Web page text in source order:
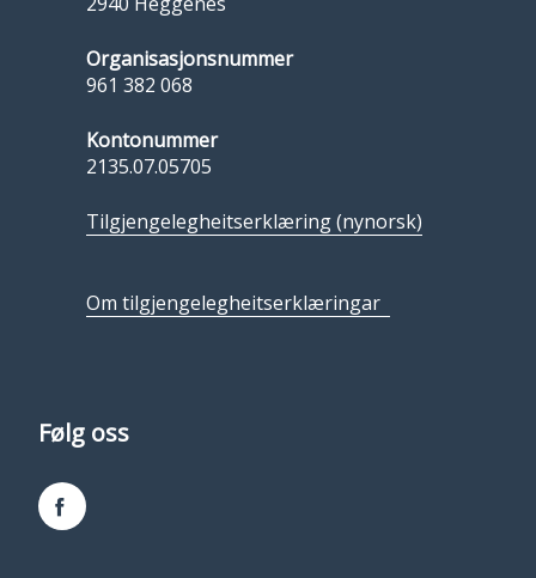
Organisasjonsnummer
961 382 068
Kontonummer
2135.07.05705
Tilgjengelegheitserklæring (nynorsk)
Om tilgjengelegheitserklæringar
Følg oss
Facebook